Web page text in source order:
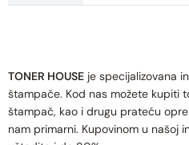
TONER HOUSE je specijalizovana
štampače. Kod nas možete kupiti
štampač, kao i drugu prateću
nam primarni. Kupovinom u našoj